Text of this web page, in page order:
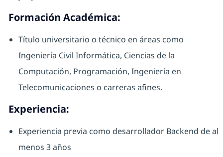
Formación Académica:
Título universitario o técnico en áreas como
Ingeniería Civil Informática, Ciencias de la
Computación, Programación, Ingeniería en
Telecomunicaciones o carreras afines.
Experiencia:
Experiencia previa como desarrollador Backend de al
menos 3 años